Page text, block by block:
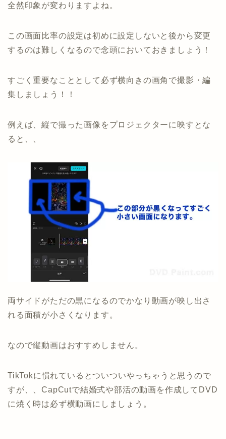
全然印象が変わりますよね。
この画面比率の設定は初めに設定しないと後から変更
するのは難しくなるので念頭においておきましょう！
すごく重要なこととして必ず横向きの画角で撮影・編
集しましょう！！
例えば、縦で撮った画像をプロジェクターに映すとな
ると、、
両サイドがただの黒になるのでかなり動画が映し出さ
れる面積が小さくなります。
なので縦動画はおすすめしません。
TikTokに慣れているとついついやっちゃうと思うので
すが、、CapCutで結婚式や部活の動画を作成してDVD
に焼く時は必ず横動画にしましょう。